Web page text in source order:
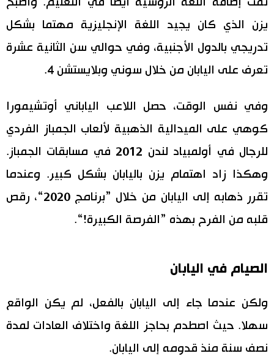
يزن الذي كان يجيد اللغة الإنجليزية مهتما بشكل
تدريجي بالدول الأجنبية، وفي حوالي سن الثانية عشرة
تعرف على اليابان من خلال سوني وبلايستشن 4.
وفي نفس الوقت، حصل اللاعب الياباني أوتشيمورا
كوهي على الميدالية الذهبية لألعاب الجمباز الفردي
للرجال في أولمبياد لندن 2012 في مسابقات الجمباز.
وهكذا زاد اهتمام يزن باليابان بشكل كبير. وعندما
تقرر ذهابه إلى اليابان من خلال ”برنامج 2020“، رقص
قلبه من الفرح بهذه ”الفرصة الكبيرة!“.
الصيام في اليابان
ولكن عندما جاء إلى اليابان بالفعل، لم يكن الواقع
سهلا. حيث اصطدم بحاجز اللغة واختلاف العادات لمدة
نصف سنة منذ قدومه إلى اليابان.